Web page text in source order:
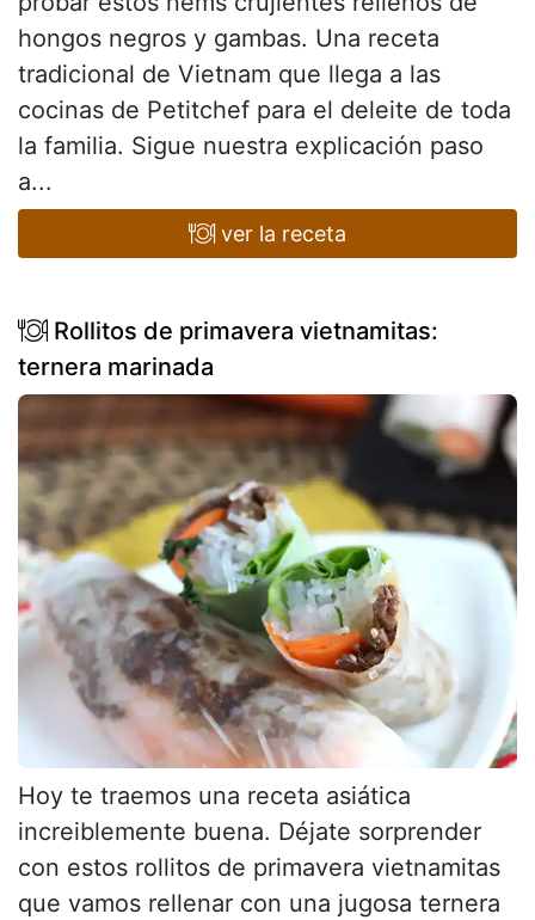
hongos negros y gambas. Una receta
tradicional de Vietnam que llega a las
cocinas de Petitchef para el deleite de toda
la familia. Sigue nuestra explicación paso
a...
ver la receta
Rollitos de primavera vietnamitas:
ternera marinada
Hoy te traemos una receta asiática
increiblemente buena. Déjate sorprender
con estos rollitos de primavera vietnamitas
que vamos rellenar con una jugosa ternera